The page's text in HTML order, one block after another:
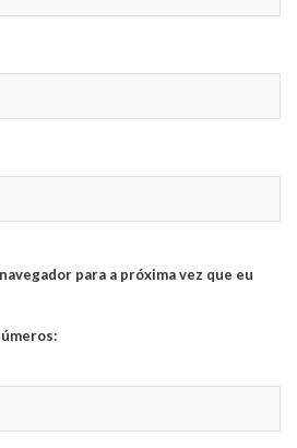
para a próxima vez que eu